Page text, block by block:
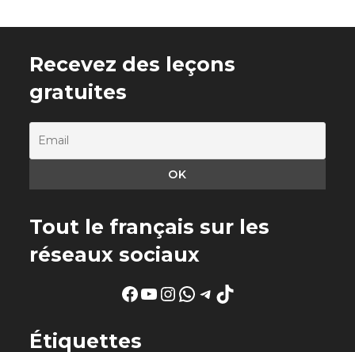
Recevez des leçons
gratuites
Tout le français sur les
réseaux sociaux
Facebook
YouTube
Instagram
WhatsApp
Telegram
TikTok
Étiquettes